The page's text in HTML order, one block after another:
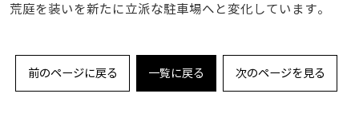
荒庭を装いを新たに立派な駐車場へと変化しています。
前のページに戻る 一覧に戻る 次のページを見る